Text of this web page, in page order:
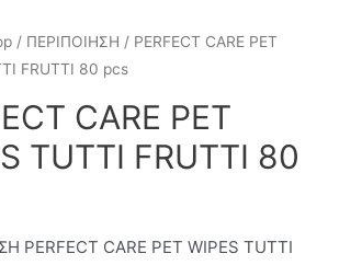
/ ΠΕΡΙΠΟΙΗΣΗ / PERFECT CARE PET
FRUTTI 80 pcs
CARE PET
TUTTI FRUTTI 80
PERFECT CARE PET WIPES TUTTI